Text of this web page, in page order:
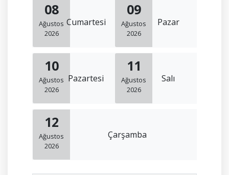
08
Ağustos
2026
Cumartesi
09
Ağustos
2026
Pazar
10
Ağustos
2026
Pazartesi
11
Ağustos
2026
Salı
12
Ağustos
2026
Çarşamba